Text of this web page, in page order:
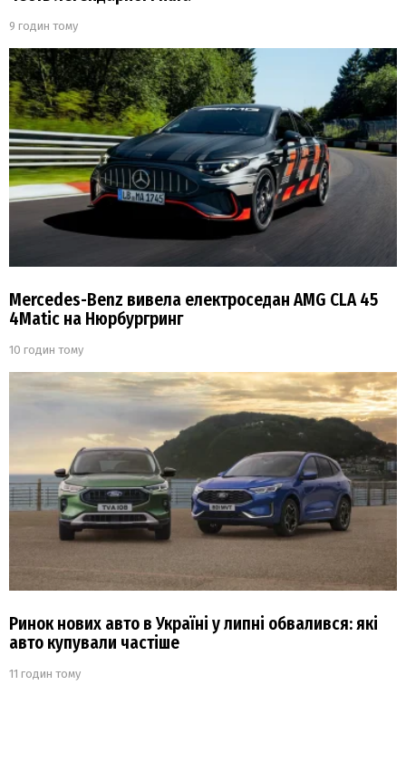
9 годин тому
Mercedes-Benz вивела електроседан AMG CLA 45
4Matic на Нюрбургринг
10 годин тому
Ринок нових авто в Україні у липні обвалився: які
авто купували частіше
11 годин тому